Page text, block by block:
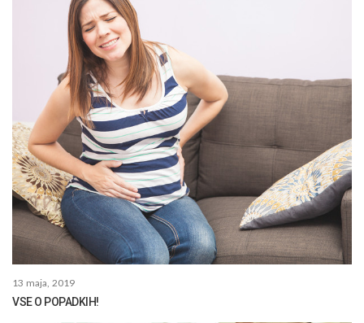
13 maja, 2019
VSE O POPADKIH!